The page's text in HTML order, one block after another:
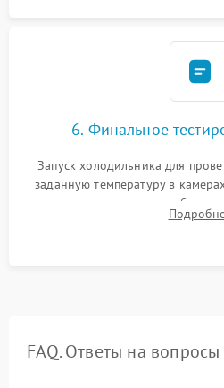
6. Финальное
Запуск холодильника для
заданную температуру в
компрессора, отсутствия
срабатывания системы
FAQ. Ответы на вопросы